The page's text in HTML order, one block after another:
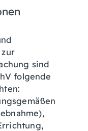
sind
folgende